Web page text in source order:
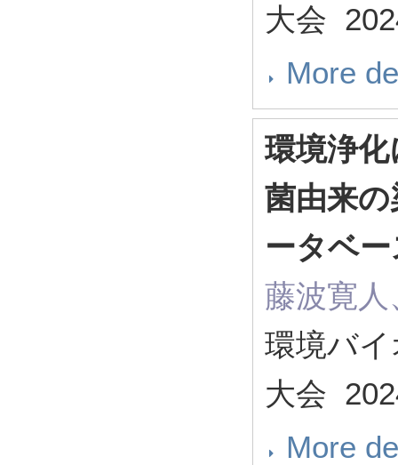
大会
More
環境浄
菌由来
ータベ
藤波寛
環境バ
大会
More